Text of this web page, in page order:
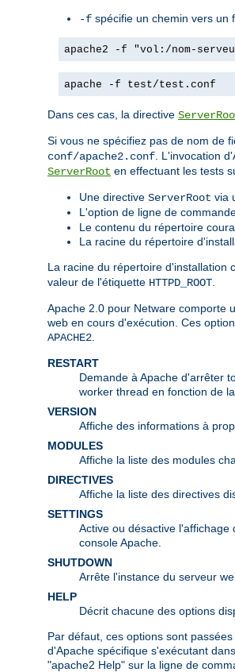
-f spécifie un chemin vers un
apache2 -f "vol:/nom-
apache -f test/test.conf
Dans ces cas, la directive
Si vous ne spécifiez pas de nom de
conf/apache2.conf . L'invocation
ServerRoot en effectuant les tests
Une directive ServerRoot via
L'option de ligne de
Le contenu du répertoire
La racine du répertoire
La racine du répertoire d'installation
valeur de l'étiquette HTTPD_ROOT
Apache 2.0 pour Netware comporte
web en cours d'exécution. Ces
APACHE2
RESTART
Demande à Apache d'arrêter
worker thread en fonction de
VERSION
Affiche des informations à
MODULES
Affiche la liste des modules
DIRECTIVES
Affiche la liste des directives
SETTINGS
Active ou désactive
console Apache.
SHUTDOWN
Arrête l'instance du serveur
HELP
Décrit chacune des options
Par défaut, ces options sont
d'Apache spécifique s'exécutant
"apache2 Help" sur la ligne de